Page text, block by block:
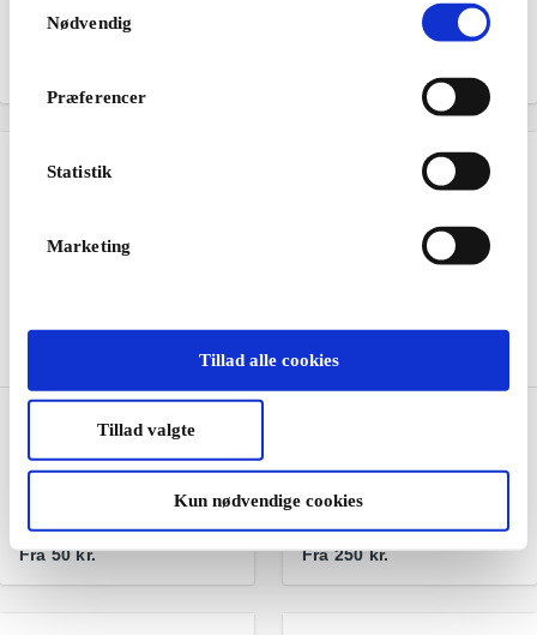
Nødvendig
Præferencer
Statistik
Marketing
Tillad alle cookies
Tillad valgte
Kun nødvendige cookies
Et modegavekort til mange
butikskæder og webshops
og store læseoplevelser
Fra 50 kr.
Beløbsgavekort til
eventyrlige oplevelser til
Fra 250 kr.